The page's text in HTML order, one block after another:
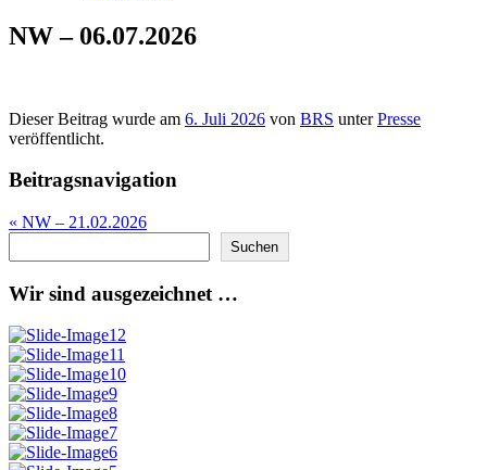
NW – 06.07.2026
Dieser Beitrag wurde am 6. Juli 2026 von BRS unterPresse
veröffentlicht.
Beitragsnavigation
« NW – 21.02.2026
Suchen
Wir sind ausgezeichnet …